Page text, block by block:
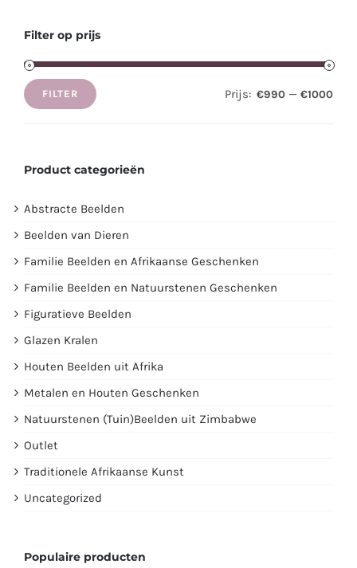
Filter op prijs
Min.
Max.
FILTER Prijs: €990 — €1000
Product categorieën
Abstracte Beelden
Beelden van Dieren
Familie Beelden en Afrikaanse Geschenken
Familie Beelden en Natuurstenen Geschenken
Figuratieve Beelden
Glazen Kralen
Houten Beelden uit Afrika
Metalen en Houten Geschenken
Natuurstenen (Tuin)Beelden uit Zimbabwe
Outlet
Traditionele Afrikaanse Kunst
Uncategorized
Populaire producten